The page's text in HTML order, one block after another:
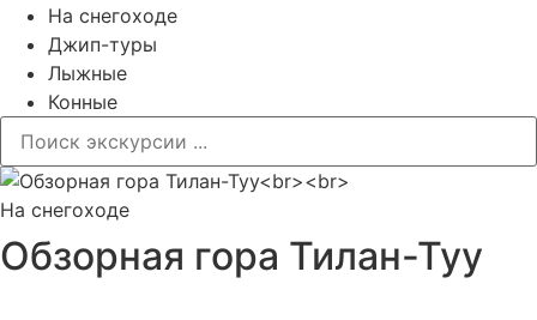
На снегоходе
Джип-туры
Лыжные
Конные
На снегоходе
Обзорная гора Тилан-Туу